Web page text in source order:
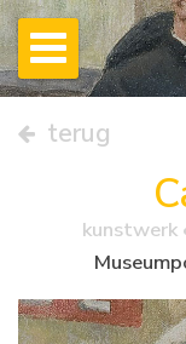
terug
kunstwerk